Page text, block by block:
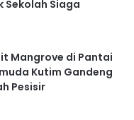
Sekolah Siaga
Mangrove di Pantai
Kutim Gandeng
Pesisir